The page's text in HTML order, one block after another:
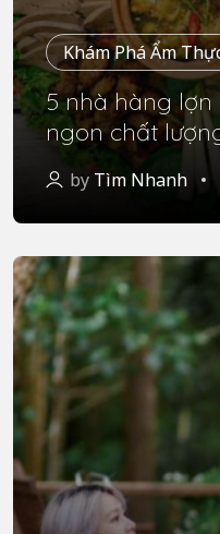
Khám Phá Ẩm
5 nhà hàng lợn
ngon chất
by Tìm Nhanh